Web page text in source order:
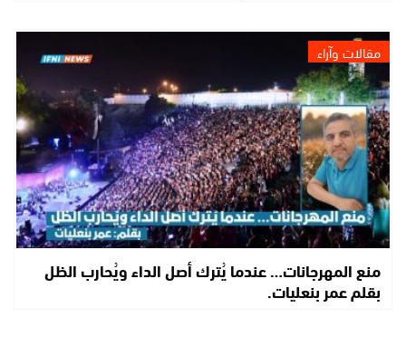
مقالات وآراء
منع المهرجانات… عندما يُترك أصل الداء ويُحارب الظل
بقلم عمر بنعليات.